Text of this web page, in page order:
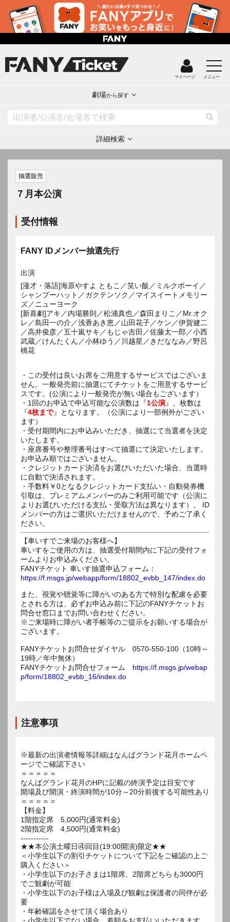
マイページ メニュー
劇場から探す
詳細検索
抽選販売
７月本公演
受付情報
FANY IDメンバー抽選先行
出演
[漫才・落語]海原やすよ ともこ／笑い飯／ミルクボーイ／
シャンプーハット／ガクテンソク／マイスイートメモリー
ズ／ニューヨーク
[新喜劇]アキ／内場勝則／松浦真也／森田まりこ／Mr.オク
レ／島田一の介／浅香あき恵／山田花子／ケン／伊賀健二
／高井俊彦／五十嵐サキ／もじゃ吉田／佐藤太一郎／小西
武蔵／けんたくん／小林ゆう／川越星／きだななみ／野呂
桃花
・この受付は良いお席をご用意するサービスではございま
せん。一般発売前に抽選にてチケットをご用意するサービ
スです。(公演により一般発売が無い場合もございます）
・1回のお申込で申込可能な公演数は『1公演』、枚数は
『4枚まで』となります。（公演により一部例外がござい
ます）
・受付期間内にお申込みいただき、抽選にて当選者を決定
いたします。
・座席番号や整理番号はすべて抽選にて決定いたします。
お申込み順ではございません。
・クレジットカード決済をお選びいただいた場合、当選時
に自動で決済されます。
・手数料￥0となるクレジットカード支払い・自動発券機
引取は、プレミアムメンバーのみご利用可能です（公演に
よりお選びいただける支払・受取方法は異なります）。 ID
メンバーの方はご選択いただけませんので、予めご了承く
ださい。
【車いすでご来場のお客様へ】
車いすをご使用の方は、抽選受付期間内に下記の受付フォ
ームよりお申込みください。
FANYチケット 車いす抽選申込フォーム：
https://f.msgs.jp/webapp/form/18802_evbb_147/index.do
また、視覚や聴覚等に障がいのある方で特別な配慮を必要
とされる方は、必ずお申込み前に下記のFANYチケットお
問合せ窓口までお問い合わせください。
※ご来場時に障がい者手帳等のご提示をお願いする場合が
ございます。
FANYチケットお問合せダイヤル 0570-550-100（10時～
19時／年中無休）
FANYチケットお問合せフォーム https://f.msgs.jp/webap
p/form/18802_evbb_16/index.do
注意事項
※最新の出演者情報等詳細はなんばグランド花月ホームペ
ージでご確認下さい
＝＝＝＝＝
なんばグランド花月のHPに記載の終演予定は目安です
開場及び開演・終演時間が10分～20分前後する可能性あり
＝＝＝＝＝
【料金】
1階指定席 5,000円(通常料金)
2階指定席 4,500円(通常料金)
-----------
★★本公演土曜日④回目(19:00開演)限定★★
＜小学生以下の割引チケットについて下記をご確認の上ご
購入ください＞
・小学生以下のお子さまは1階席、2階席どちらも3000円
でご観劇が可能
・小学生以下のお子様は入場及び観劇は保護者の同伴が必
要
・年齢確認をさせて頂く場合あり